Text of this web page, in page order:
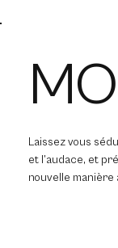
Laissez vous
et l’audace, et
nouvelle manière